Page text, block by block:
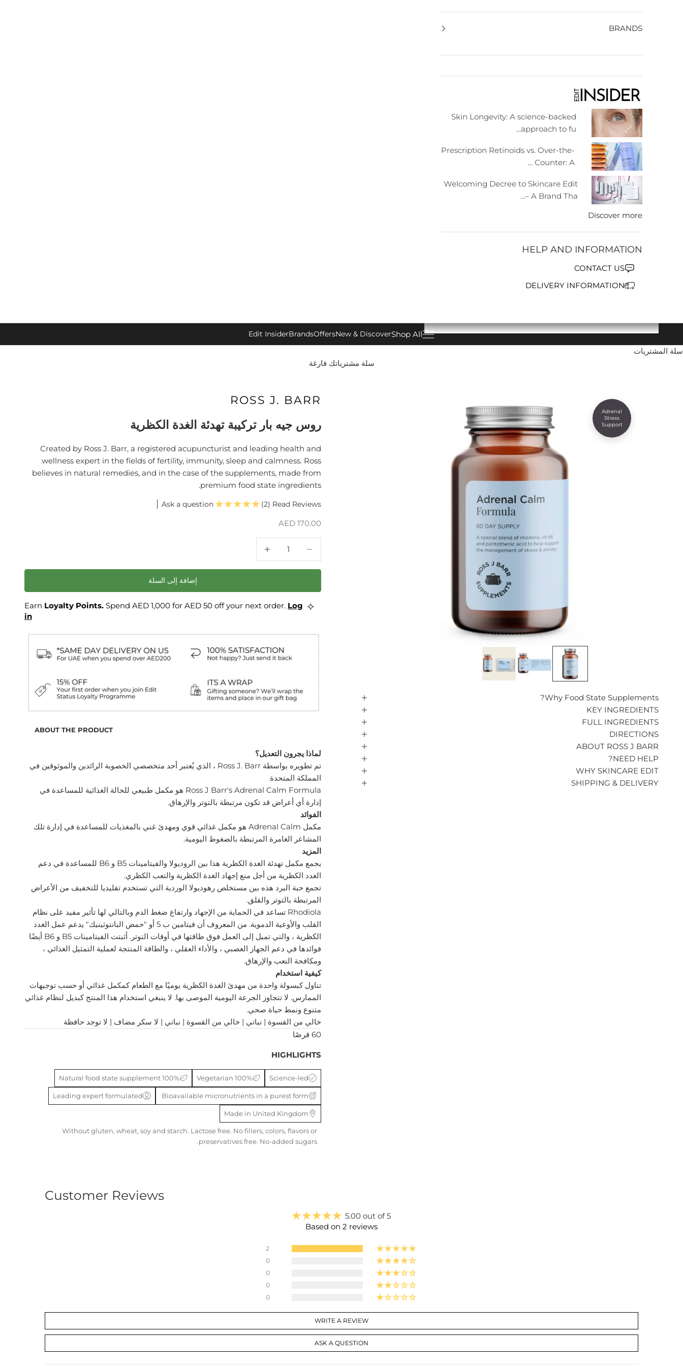
BRANDS
Skin Longevity: A science-backed
approach to fu...
Prescription Retinoids vs. Over-the-
Counter: A ...
Welcoming Decree to Skincare Edit
– A Brand Tha...
Discover more
HELP AND INFORMATION
CONTACT US
DELIVERY INFORMATION
فتح قائمة التنقل
Shop All
New & Discover
Offers
Brands
Edit Insider
سلة المشتريات
سلة مشترياتك فارغة
Adrenal
Stress
Support
ROSS J. BARR
روس جيه بار تركيبة تهدئة الغدة الكظرية
Created by Ross J. Barr, a registered acupuncturist and leading health and
wellness expert in the fields of fertility, immunity, sleep and calmness. Ross
believes in natural remedies, and in the case of the supplements, made from
premium food state ingredients.
(2)
Ask a question
السعر بعد الخصم
AED 170.00
إضافة إلى السلة
⟡
Loyalty Points. Spend AED 1,000 for AED 50 off your next order. Log
in
ABOUT THE PRODUCT
لماذا يجرون التعديل؟
تم تطويره بواسطة Ross J. Barr ، الذي يُعتبر أحد متخصصي الخصوبة الرائدين والموثوقين في
المملكة المتحدة
Ross J Barr's Adrenal Calm Formula هو مكمل طبيعي للحالة الغذائية للمساعدة في
إدارة أي أعراض قد تكون مرتبطة بالتوتر والإرهاق.
الفوائد
مكمل Adrenal Calm هو مكمل غذائي قوي ومهدئ غني بالمغذيات للمساعدة في إدارة تلك
المشاعر الغامرة المرتبطة بالضغوط اليومية.
المزيد
يجمع مكمل تهدئة الغدة الكظرية هذا بين الروديولا والفيتامينات B5 و B6 للمساعدة في دعم
الغدد الكظرية من أجل منع إجهاد الغدة الكظرية والتعب الكظري.
تجمع حبة البرد هذه بين مستخلص رهوديولا الوردية التي تستخدم تقليديا للتخفيف من الأعراض
المرتبطة بالتوتر والقلق.
Rhodiola تساعد في الحماية من الإجهاد وارتفاع ضغط الدم وبالتالي لها تأثير مفيد على نظام
القلب والأوعية الدموية. من المعروف أن فيتامين ب 5 أو "حمض البانتوثينيك" يدعم عمل الغدد
الكظرية ، والتي تميل إلى العمل فوق طاقتها في أوقات التوتر. أثبتت الفيتامينات B5 و B6 أيضًا
فوائدها في دعم الجهاز العصبي ، والأداء العقلي ، والطاقة المنتجة لعملية التمثيل الغذائي ،
ومكافحة التعب والإرهاق.
كيفية استخدام
تناول كبسولة واحدة من مهدئ الغدة الكظرية يوميًا مع الطعام كمكمل غذائي أو حسب توجيهات
الممارس. لا تتجاوز الجرعة اليومية الموصى بها. لا ينبغي استخدام هذا المنتج كبديل لنظام غذائي
متنوع ونمط حياة صحي.
خالي من القسوة | نباتي | خالي من القسوة | نباتي | لا سكر مضاف | لا توجد حافظة
60 قرصًا
HIGHLIGHTS
Science-led
100% Vegetarian
100% Natural food state supplement
Bioavailable micronutrients in a purest form
Leading expert formulated
Made in United Kingdom
Without gluten, wheat, soy and starch. Lactose free. No fillers, colors, flavors or
preservatives free. No-added sugars.
Why Food State Supplements?
KEY INGREDIENTS
FULL INGREDIENTS
DIRECTIONS
ABOUT ROSS J BARR
NEED HELP?
WHY SKINCARE EDIT
SHIPPING & DELIVERY
Customer Reviews
5.00 out of 5
Based on 2 reviews
2
0
0
0
0
WRITE A REVIEW
ASK A QUESTION